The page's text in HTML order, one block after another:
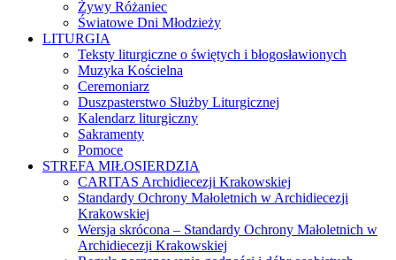
Żywy Różaniec
Światowe Dni Młodzieży
LITURGIA
Teksty liturgiczne o świętych i błogosławionych
Muzyka Kościelna
Ceremoniarz
Duszpasterstwo Służby Liturgicznej
Kalendarz liturgiczny
Sakramenty
Pomoce
STREFA MIŁOSIERDZIA
CARITAS Archidiecezji Krakowskiej
Standardy Ochrony Małoletnich w Archidiecezji
Krakowskiej
Wersja skrócona – Standardy Ochrony Małoletnich w
Archidiecezji Krakowskiej